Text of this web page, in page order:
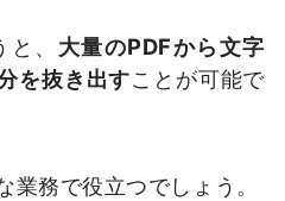
、 大量のPDFから文字
を抜き出すことが可能で
務で役立つでしょう。